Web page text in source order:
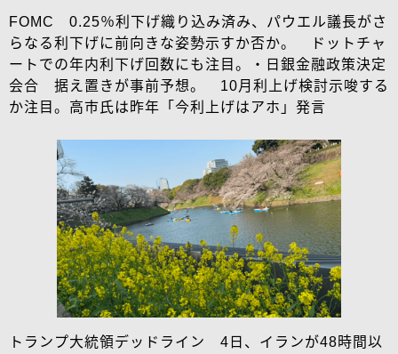
FOMC 0.25％利下げ織り込み済み、パウエル議長がさ
らなる利下げに前向きな姿勢示すか否か。 ドットチャ
ートでの年内利下げ回数にも注目。・日銀金融政策決定
会合 据え置きが事前予想。 10月利上げ検討示唆する
か注目。高市氏は昨年「今利上げはアホ」発言
トランプ大統領デッドライン 4日、イランが48時間以